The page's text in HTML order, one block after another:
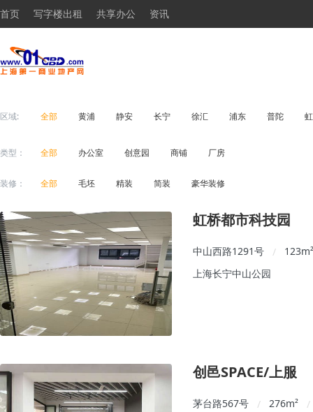
首页 写字楼出租 共享办公 资讯
区域: 全部 黄浦 静安 长宁 徐汇 浦东 普陀
类型： 全部 办公室 创意园 商铺 厂房
装修： 全部 毛坯 精装 简装 豪华装修
虹桥都市科技园
中山西路1291号 / 123
上海长宁中山公园
创邑SPACE/上服
茅台路567号 / 276m²
/